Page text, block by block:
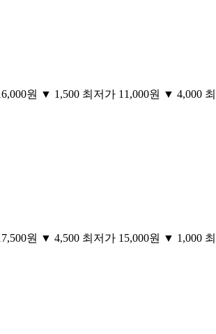
원 ▼ 1,500 최저가 11,000원 ▼ 4,000
원 ▼ 4,500 최저가 15,000원 ▼ 1,000